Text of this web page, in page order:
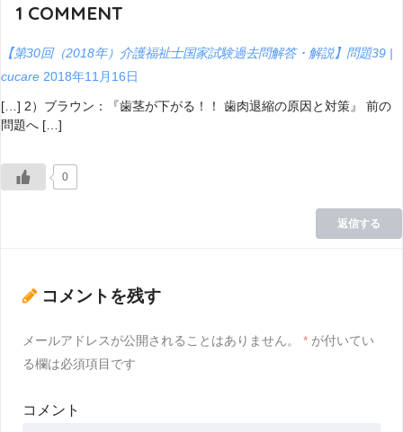
1 COMMENT
【第30回（2018年）介護福祉士国家試験過去問解答・解説】問題39 |
cucare 2018年11月16日
[…] 2）ブラウン：『歯茎が下がる！！ 歯肉退縮の原因と対策』 前の
問題へ […]
0
返信する
コメントを残す
メールアドレスが公開されることはありません。 * が付いてい
る欄は必須項目です
コメント